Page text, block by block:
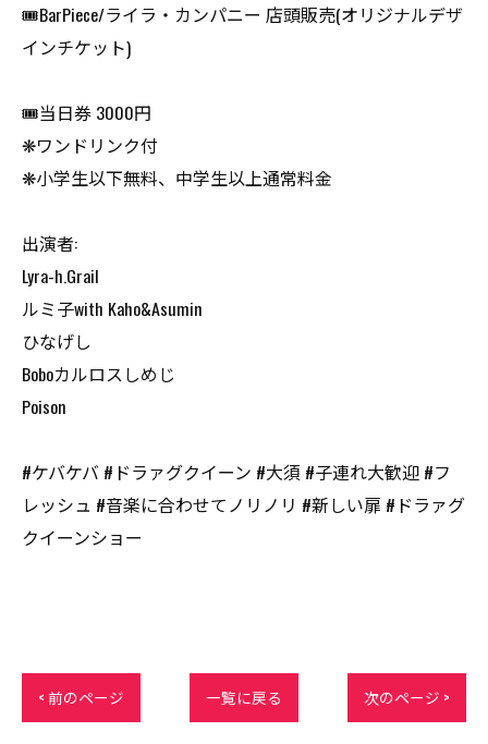
🎟BarPiece/ライラ・カンパニー 店頭販売(オリジナルデザ
インチケット)
🎟当日券 3000円
❋ワンドリンク付
❋小学生以下無料、中学生以上通常料金
出演者:
Lyra-h.Grail
ルミ子with Kaho&Asumin
ひなげし
Boboカルロスしめじ
Poison
#ケバケバ #ドラァグクイーン #大須 #子連れ大歓迎 #フ
レッシュ #音楽に合わせてノリノリ #新しい扉 #ドラァグ
クイーンショー
< 前のページ 一覧に戻る 次のページ >